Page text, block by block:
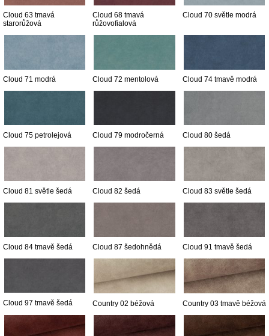
Cloud 63 tmavá
starorůžová
Cloud 68 tmavá
růžovofialová
Cloud 70 světle modrá
Cloud 71 modrá Cloud 72 mentolová Cloud 74 tmavě modrá
Cloud 75 petrolejová Cloud 79 modročerná Cloud 80 šedá
Cloud 81 světle šedá Cloud 82 šedá Cloud 83 světle šedá
Cloud 84 tmavě šedá Cloud 87 šedohnědá Cloud 91 tmavě šedá
Cloud 97 tmavě šedá Country 02 béžová Country 03 tmavě béžová